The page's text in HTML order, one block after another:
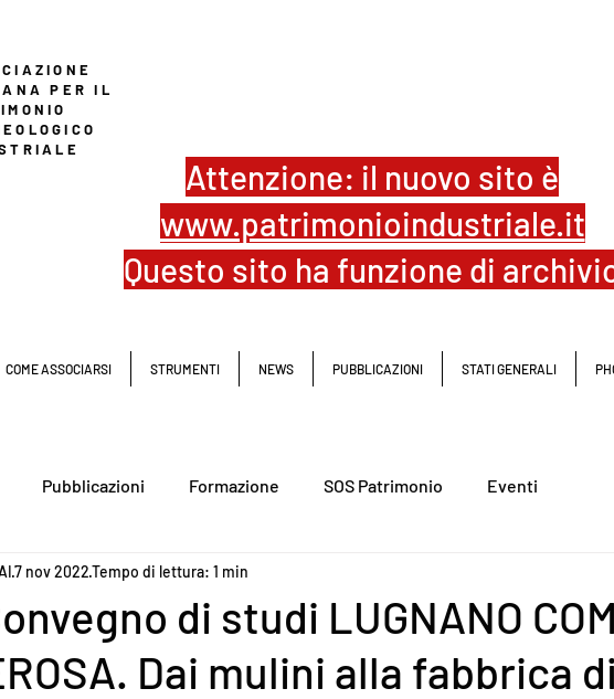
PER IL
Attenzione: il nuovo sito è
www.patrimonioindustriale.it
Questo sito ha funzione di
COME ASSOCIARSI STRUMENTI NEWS PUBBLICAZIONI STATI GENERALI
Pubblicazioni Formazione SOS Patrimonio Eventi
di studi LUGNANO
Dai mulini alla fabbrica di
7 nov 2022Tempo di lettura: 1 min